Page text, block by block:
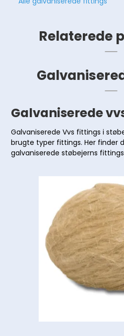
Relaterede
Galvaniserede
Galvaniserede Vvs fittings i
brugte typer fittings. Her finder
galvaniserede støbejerns